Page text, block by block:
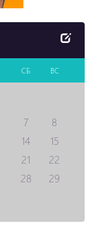
СБ ВС
7
8
14
15
21
22
28
29